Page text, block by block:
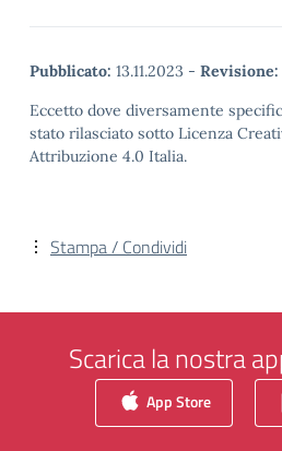
Pubblicato: 13.11.2023 - Revisione:
Eccetto dove diversamente
stato rilasciato sotto Licenza
Attribuzione 4.0 Italia.
Stampa / Condividi
Scarica la nostra
App Store